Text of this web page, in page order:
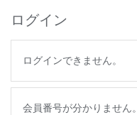
ログイン
ログインできません。
会員番号が分かりません。